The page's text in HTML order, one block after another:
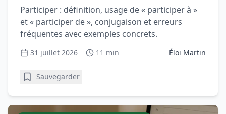
Participer : définition, usage de « participer à »
et « participer de », conjugaison et erreurs
fréquentes avec exemples concrets.
31 juillet 2026 11 min Éloi Martin
Sauvegarder